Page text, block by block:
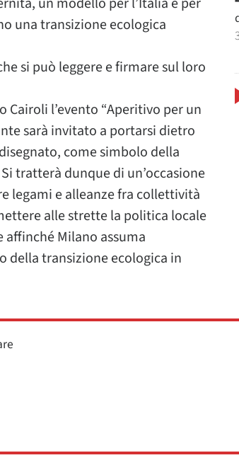
una transizione ecologica
si può leggere e firmare sul loro
Cairoli l’evento “Aperitivo per un
sarà invitato a portarsi dietro
come simbolo della
tratterà dunque di un’occasione
legami e alleanze fra collettività
alle strette la politica locale
Milano assuma
della transizione ecologica in